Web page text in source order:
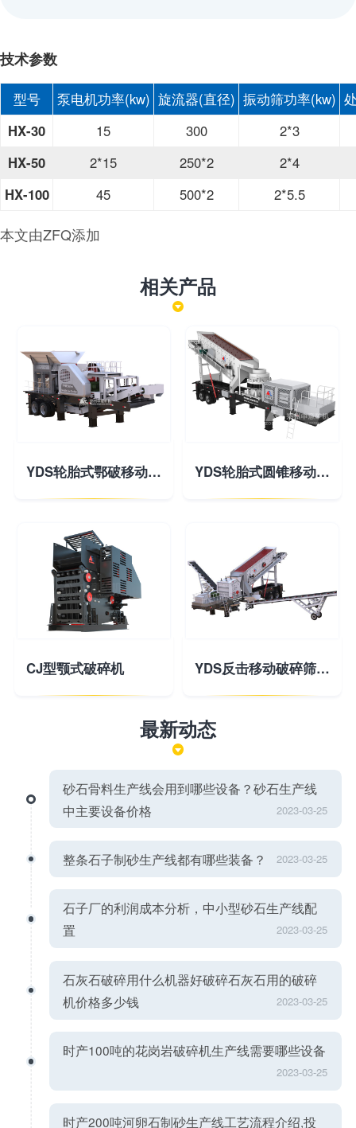
技术参数
型号 泵电机功率(kw) 旋流器(直径) 振动筛功率(kw)
HX-30
15 300
2*3
HX-50
2*15 250*2
2*4
HX-100
45 500*2 2*5.5
本文由ZFQ添加
相关产品
YDS轮胎式鄂破移动破碎站 YDS轮胎式圆锥移动破碎站
CJ型颚式破碎机 YDS反击移动破碎筛分站
最新动态
砂石骨料生产线会用到哪些设备？砂石生产线
中主要设备价格
2023-03-25
整条石子制砂生产线都有哪些装备？ 2023-03-25
石子厂的利润成本分析，中小型砂石生产线配
置
2023-03-25
石灰石破碎用什么机器好破碎石灰石用的破碎
机价格多少钱
2023-03-25
时产100吨的花岗岩破碎机生产线需要哪些设备
2023-03-25
时产200吨河卵石制砂生产线工艺流程介绍,投